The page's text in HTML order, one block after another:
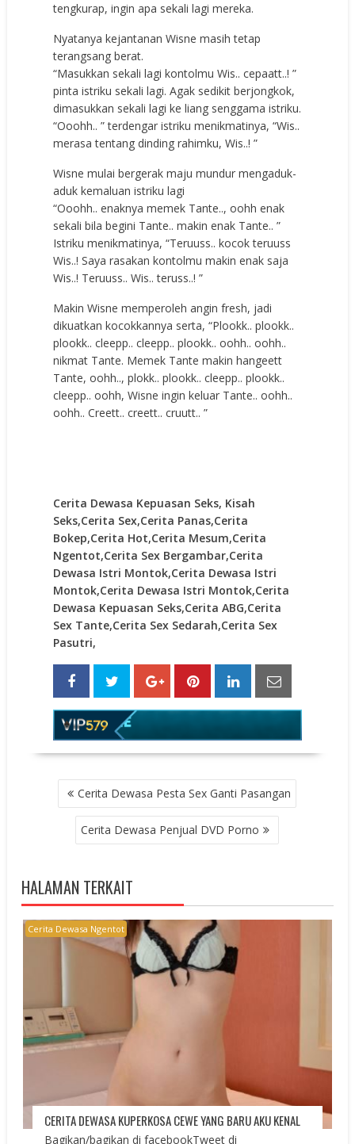
tengkurap, ingin apa sekali lagi mereka.
Nyatanya kejantanan Wisne masih tetap
terangsang berat.
“Masukkan sekali lagi kontolmu Wis.. cepaatt..! ”
pinta istriku sekali lagi. Agak sedikit berjongkok,
dimasukkan sekali lagi ke liang senggama istriku.
“Ooohh.. ” terdengar istriku menikmatinya, “Wis..
merasa tentang dinding rahimku, Wis..! ”
Wisne mulai bergerak maju mundur mengaduk-
aduk kemaluan istriku lagi
“Ooohh.. enaknya memek Tante.., oohh enak
sekali bila begini Tante.. makin enak Tante.. ”
Istriku menikmatinya, “Teruuss.. kocok teruuss
Wis..! Saya rasakan kontolmu makin enak saja
Wis..! Teruuss.. Wis.. teruss..! ”
Makin Wisne memperoleh angin fresh, jadi
dikuatkan kocokkannya serta, “Plookk.. plookk..
plookk.. cleepp.. cleepp.. plookk.. oohh.. oohh..
nikmat Tante. Memek Tante makin hangeett
Tante, oohh.., plokk.. plookk.. cleepp.. plookk..
cleepp.. oohh, Wisne ingin keluar Tante.. oohh..
oohh.. Creett.. creett.. cruutt.. ”
Cerita Dewasa Kepuasan Seks, Kisah
Seks,Cerita Sex,Cerita Panas,Cerita
Bokep,Cerita Hot,Cerita Mesum,Cerita
Ngentot,Cerita Sex Bergambar,Cerita
Dewasa Istri Montok,Cerita Dewasa Istri
Montok,Cerita Dewasa Istri Montok,Cerita
Dewasa Kepuasan Seks,Cerita ABG,Cerita
Sex Tante,Cerita Sex Sedarah,Cerita Sex
Pasutri,
NAVIGATIONCerita Dewasa Pesta Sex Ganti Pasangan
Cerita Dewasa Penjual DVD Porno
HALAMAN TERKAIT
Cerita Dewasa Ngentot
CERITA DEWASA KUPERKOSA CEWE YANG BARU AKU KENAL
Bagikan/bagikan di facebookTweet di